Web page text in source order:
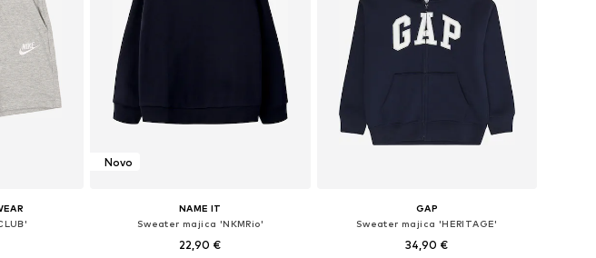
Novo
NAME IT
Sweater majica 'NKMRio'
22,90 €
GAP
Sweater majica 'HERITAGE'
34,90 €